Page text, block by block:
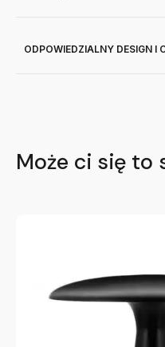
ODPOWIEDZIALNY DESIGN I
Może ci się to